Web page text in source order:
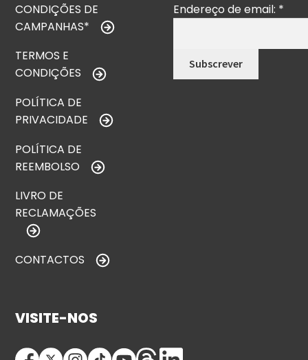
CONDIÇÕES DE
CAMPANHAS*
TERMOS E
CONDIÇÕES
POLÍTICA DE
PRIVACIDADE
POLÍTICA DE
REEMBOLSO
LIVRO DE
RECLAMAÇÕES
CONTACTOS
Endereço de email: *
VISITE-NOS